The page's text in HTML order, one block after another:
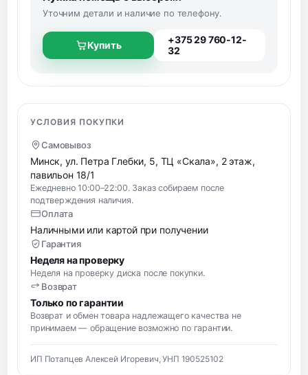
Уточним детали и наличие по телефону.
Купить
+375 29 760-12-
32
УСЛОВИЯ ПОКУПКИ
Самовывоз
Минск, ул. Петра Глебки, 5, ТЦ «Скала», 2 этаж,
павильон 18/1
Ежедневно 10:00–22:00. Заказ собираем после
подтверждения наличия.
Оплата
Наличными или картой при получении
Гарантия
Неделя на проверку
Неделя на проверку диска после покупки.
Возврат
Только по гарантии
Возврат и обмен товара надлежащего качества не
принимаем — обращение возможно по гарантии.
ИП Потапцев Алексей Игоревич, УНП 190525102